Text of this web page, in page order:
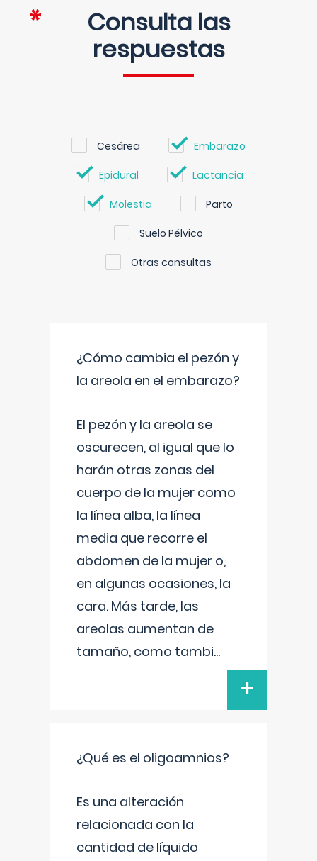
Consulta las
respuestas
Cesárea Embarazo
Epidural Lactancia
Molestia Parto
Suelo Pélvico
Otras consultas
¿Cómo cambia el pezón y
la areola en el embarazo?
El pezón y la areola se
oscurecen, al igual que lo
harán otras zonas del
cuerpo de la mujer como
la línea alba, la línea
media que recorre el
abdomen de la mujer o,
en algunas ocasiones, la
cara. Más tarde, las
areolas aumentan de
tamaño, como tambi...
+
¿Qué es el oligoamnios?
Es una alteración
relacionada con la
cantidad de líquido